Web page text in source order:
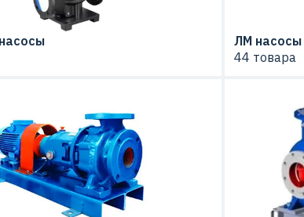
ЛМ насосы
44 товара